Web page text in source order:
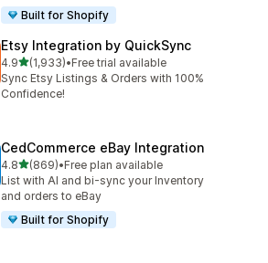
Built for Shopify
Etsy Integration by QuickSync
4.95つ星中
(1,933)
合計レビュー数：1933件
•Free trial available
Sync Etsy Listings & Orders with 100%
Confidence!
CedCommerce eBay Integration
4.85つ星中
(869)
合計レビュー数：869件
•Free plan available
List with AI and bi-sync your Inventory
and orders to eBay
Built for Shopify